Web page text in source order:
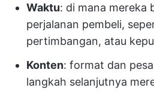
Waktu: di mana mereka
perjalanan pembeli,
pertimbangan, atau
Konten: format dan
langkah selanjutnya